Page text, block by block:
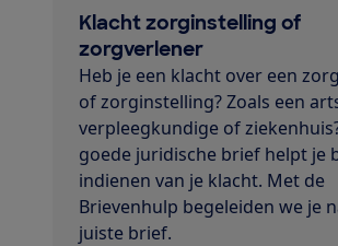
Klacht zorginstelling of
zorgverlener
Heb je een klacht over een
of zorginstelling? Zoals een
verpleegkundige of
goede juridische brief helpt je
indienen van je klacht. Met de
Brievenhulp begeleiden we je
juiste brief.